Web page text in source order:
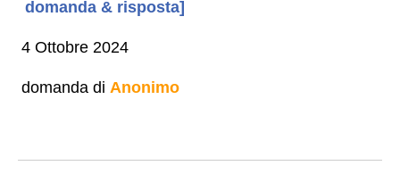
domanda & risposta]
4 Ottobre 2024
domanda di Anonimo